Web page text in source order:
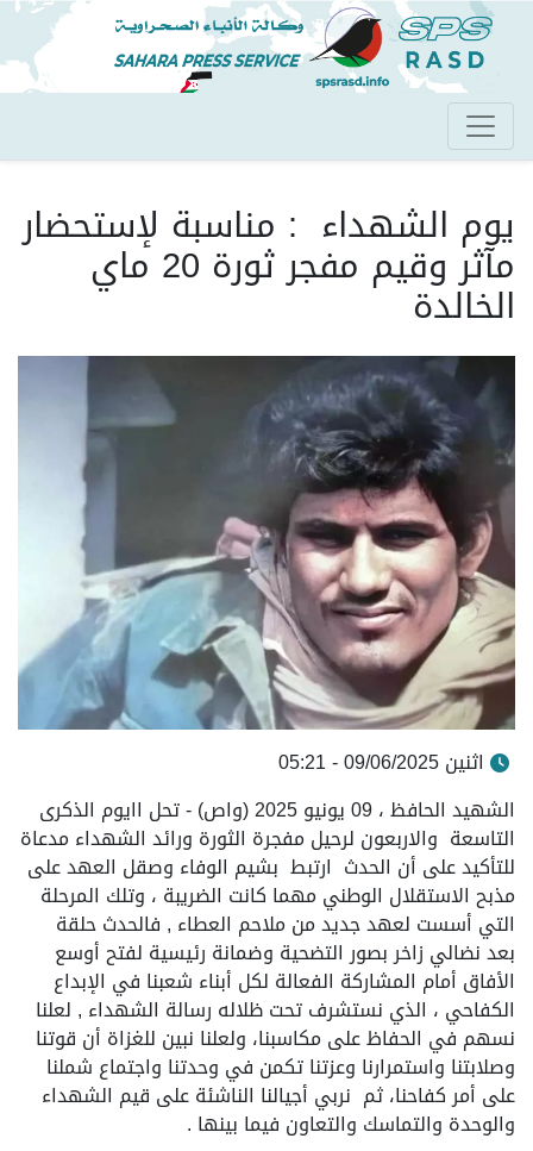
تجاوز
إلى
المحتوى
الرئيسي
يوم الشهداء : مناسبة لإستحضار
مآثر وقيم مفجر ثورة 20 ماي
الخالدة
اثنين 09/06/2025 - 05:21
الشهيد الحافظ ، 09 يونيو 2025 (واص) - تحل اايوم الذكرى
التاسعة والاربعون لرحيل مفجرة الثورة ورائد الشهداء مدعاة
للتأكيد على أن الحدث ارتبط بشيم الوفاء وصقل العهد على
مذبح الاستقلال الوطني مهما كانت الضريبة ، وتلك المرحلة
التي أسست لعهد جديد من ملاحم العطاء , فالحدث حلقة
بعد نضالي زاخر بصور التضحية وضمانة رئيسية لفتح أوسع
الأفاق أمام المشاركة الفعالة لكل أبناء شعبنا في الإبداع
الكفاحي ، الذي نستشرف تحت ظلاله رسالة الشهداء , لعلنا
نسهم في الحفاظ على مكاسبنا، ولعلنا نبين للغزاة أن قوتنا
وصلابتنا واستمرارنا وعزتنا تكمن في وحدتنا واجتماع شملنا
على أمر كفاحنا، ثم نربي أجيالنا الناشئة على قيم الشهداء
والوحدة والتماسك والتعاون فيما بينها .